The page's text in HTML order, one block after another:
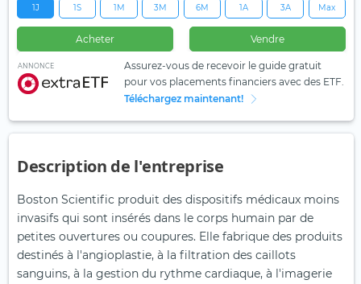
1J 1S 1M 3M 6M 1A 3A Max
Acheter Vendre
ANNONCE
Assurez-vous de recevoir le guide gratuit
pour vos placements financiers avec des ETF.
Téléchargez maintenant!
Description de l'entreprise
Boston Scientific produit des dispositifs médicaux moins
invasifs qui sont insérés dans le corps humain par de
petites ouvertures ou coupures. Elle fabrique des produits
destinés à l'angioplastie, à la filtration des caillots
sanguins, à la gestion du rythme cardiaque, à l'imagerie